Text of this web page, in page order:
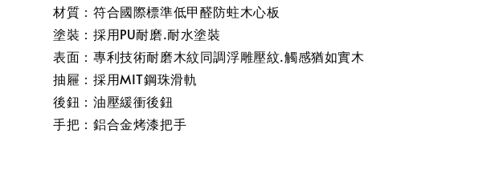
材質：符合國際標準低甲醛防蛀木心板
塗裝：採用PU耐磨.耐水塗裝
表面：專利技術耐磨木紋同調浮雕壓紋.觸感猶如實木
抽屜：採用MIT鋼珠滑軌
後鈕：油壓緩衝後鈕
手把：鋁合金烤漆把手